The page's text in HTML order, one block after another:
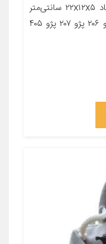
معرفی محصول جزئیات محصول ابعاد ۲۲x۱۲x۵ سانتی‌متر
جنس ویسکوز مناسب برای خودرو پژو ۲۰۶ پژو ۲۰۷ پژو ۴۰۵